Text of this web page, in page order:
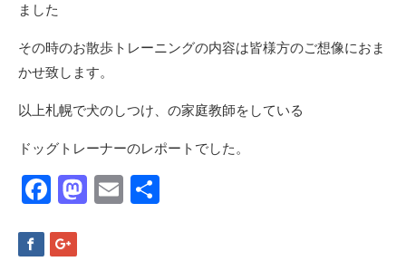
ました
その時のお散歩トレーニングの内容は皆様方のご想像におま
かせ致します。
以上札幌で犬のしつけ、の家庭教師をしている
ドッグトレーナーのレポートでした。
Facebook
Mastodon
Email